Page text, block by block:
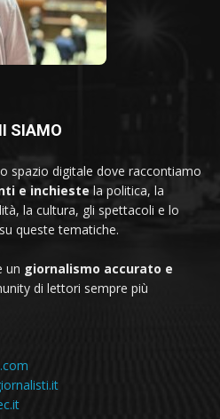
SIAMO
spazio digitale dove raccontiamo
e inchieste la politica, la
la cultura, gli spettacoli e lo
queste tematiche.
un giornalismo accurato e
di lettori sempre più